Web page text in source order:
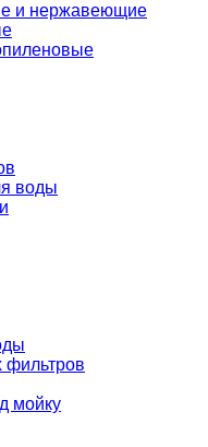
и нержавеющие
воды
фильтров
мойку